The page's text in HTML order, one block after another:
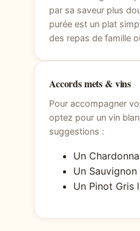
par sa saveur plus
purée est un plat
des repas de famille
Accords mets & vins
Pour accompagner
optez pour un vin
suggestions :
Un
Un
Un Pinot Gris